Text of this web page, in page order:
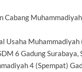
Cabang
6 Gadung
4 (Spempat)